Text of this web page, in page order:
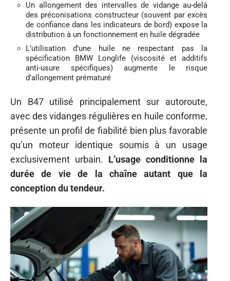
Un allongement des intervalles de vidange au-delà
des préconisations constructeur (souvent par excès
de confiance dans les indicateurs de bord) expose la
distribution à un fonctionnement en huile dégradée
L’utilisation d’une huile ne respectant pas la
spécification BMW Longlife (viscosité et additifs
anti-usure spécifiques) augmente le risque
d’allongement prématuré
Un B47 utilisé principalement sur autoroute,
avec des vidanges régulières en huile conforme,
présente un profil de fiabilité bien plus favorable
qu’un moteur identique soumis à un usage
exclusivement urbain. L’usage conditionne la
durée de vie de la chaîne autant que la
conception du tendeur.